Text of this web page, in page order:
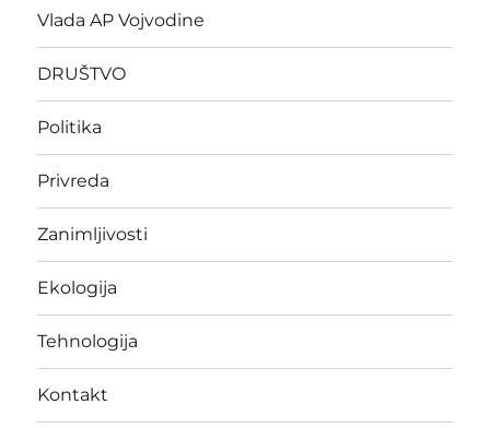
Vlada AP Vojvodine
DRUŠTVO
Politika
Privreda
Zanimljivosti
Ekologija
Tehnologija
Kontakt